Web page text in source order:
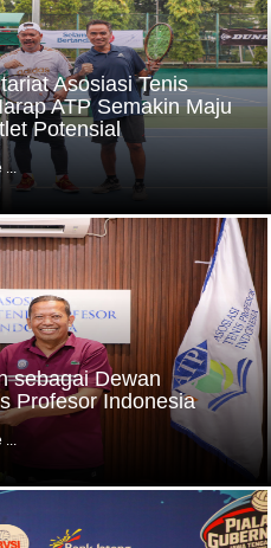
Asosiasi Tenis
ATP Semakin Maju
Potensial
...
sebagai Dewan
Profesor Indonesia
...